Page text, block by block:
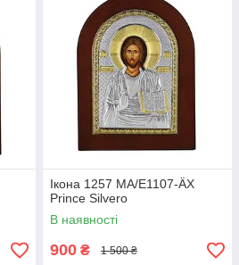
Ікона 1257 MA/E1107-ÄX
Prince Silvero
В наявності
900 ₴ 1 500 ₴